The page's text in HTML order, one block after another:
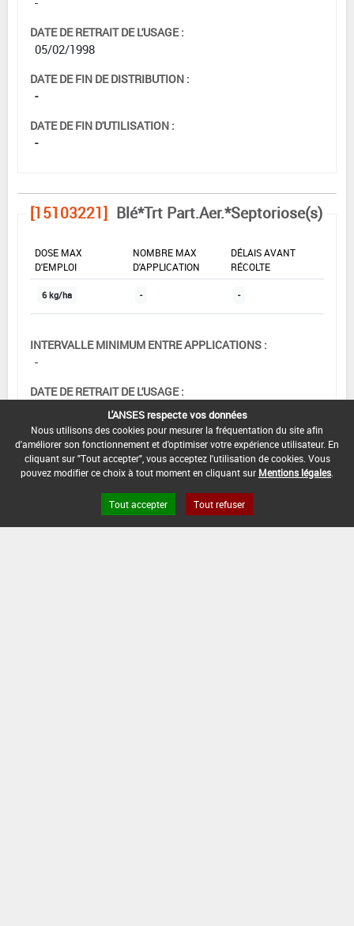
DATE DE RETRAIT DE L'USAGE :
05/02/1998
DATE DE FIN DE DISTRIBUTION :
-
DATE DE FIN D'UTILISATION :
-
[15103221] Blé*Trt Part.Aer.*Septoriose(s)
DOSE MAX
D'EMPLOI
NOMBRE MAX
D'APPLICATION
DÉLAIS AVANT
RÉCOLTE
6 kg/ha - -
INTERVALLE MINIMUM ENTRE APPLICATIONS :
-
DATE DE RETRAIT DE L'USAGE :
DATE DE FIN DE DISTRIBUTION :
-
L'ANSES respecte vos données
Nous utilisons des cookies pour mesurer la fréquentation du site afin
d'améliorer son fonctionnement et d'optimiser votre expérience utilisateur. En
cliquant sur "Tout accepter", vous acceptez l'utilisation de cookies. Vous
pouvez modifier ce choix à tout moment en cliquant sur Mentions légales
Tout accepter Tout refuser